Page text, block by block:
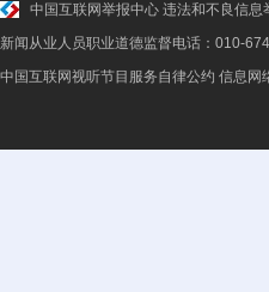
中国互联网举报中心 违法和不良信
新闻从业人员职业道德监督电话：010-
中国互联网视听节目服务自律公约 信息网